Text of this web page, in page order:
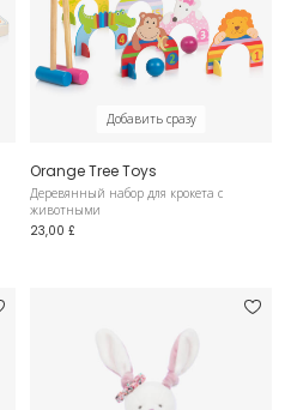
Добавить сразу
Orange Tree Toys
Деревянный набор для крокета с
животными
23,00 £